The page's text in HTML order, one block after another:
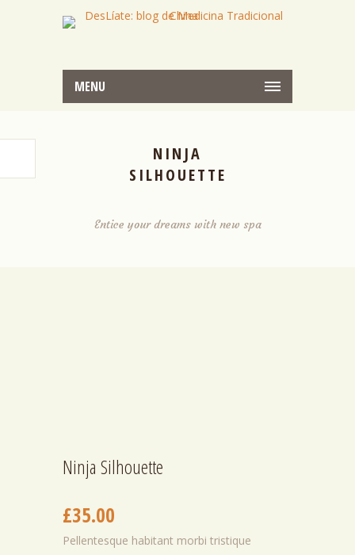
MENU
NINJA
SILHOUETTE
Entice your dreams with new spa
Ninja Silhouette
£35.00
Pellentesque habitant morbi tristique